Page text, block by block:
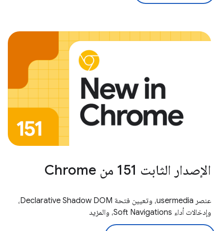
الإصدار الثابت 151 من Chrome
عنصر usermedia، وتعيين فتحة Declarative Shadow DOM،
وإدخالات أداء Soft Navigations، والمزيد